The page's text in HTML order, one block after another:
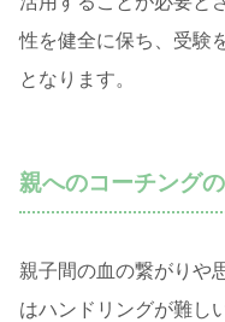
性を健全に保ち、受験
となります。
親へのコーチング
親子間の血の繋がりや
はハンドリングが難し